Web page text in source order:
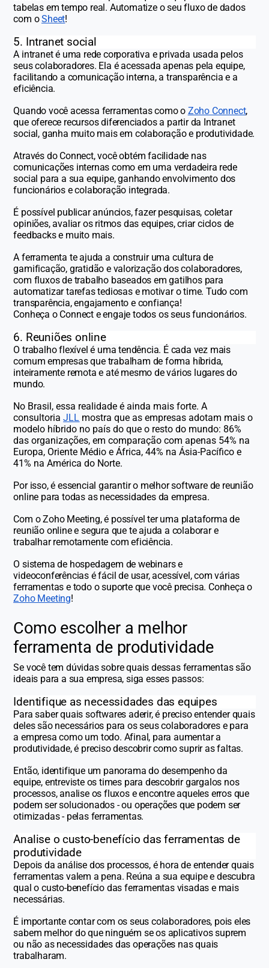
tabelas em tempo real. Automatize o seu fluxo de dados
com oSheet!
5. Intranet social
A intranet é uma rede corporativa e privada usada pelos
seus colaboradores. Ela é acessada apenas pela equipe,
facilitando a comunicação interna, a transparência e a
eficiência.
Quando você acessa ferramentas como o Zoho Connect,
que oferece recursos diferenciados a partir da Intranet
social, ganha muito mais em colaboração e produtividade.
Através do Connect, você obtém facilidade nas
comunicações internas como em uma verdadeira rede
social para a sua equipe, ganhando envolvimento dos
funcionários e colaboração integrada.
É possível publicar anúncios, fazer pesquisas, coletar
opiniões, avaliar os ritmos das equipes, criar ciclos de
feedbacks e muito mais.
A ferramenta te ajuda a construir uma cultura de
gamificação, gratidão e valorização dos colaboradores,
com fluxos de trabalho baseados em gatilhos para
automatizar tarefas tediosas e motivar o time. Tudo com
transparência, engajamento e confiança!
Conheça o Connect e engaje todos os seus funcionários.
6. Reuniões online
O trabalho flexível é uma tendência. É cada vez mais
comum empresas que trabalham de forma híbrida,
inteiramente remota e até mesmo de vários lugares do
mundo.
No Brasil, essa realidade é ainda mais forte. A
consultoriaJLL mostra que as empresas adotam mais o
modelo híbrido no país do que o resto do mundo: 86%
das organizações, em comparação com apenas 54% na
Europa, Oriente Médio e África, 44% na Ásia-Pacífico e
41% na América do Norte.
Por isso, é essencial garantir o melhor software de reunião
online para todas as necessidades da empresa.
Com o Zoho Meeting, é possível ter uma plataforma de
reunião online e segura que te ajuda a colaborar e
trabalhar remotamente com eficiência.
O sistema de hospedagem de webinars e
videoconferências é fácil de usar, acessível, com várias
ferramentas e todo o suporte que você precisa. Conheça o
Zoho Meeting!
Como escolher a melhor
ferramenta de produtividade
Se você tem dúvidas sobre quais dessas ferramentas são
ideais para a sua empresa, siga esses passos:
Identifique as necessidades das equipes
Para saber quais softwares aderir, é preciso entender quais
deles são necessários para os seus colaboradores e para
a empresa como um todo. Afinal, para aumentar a
produtividade, é preciso descobrir como suprir as faltas.
Então, identifique um panorama do desempenho da
equipe, entreviste os times para descobrir gargalos nos
processos, analise os fluxos e encontre aqueles erros que
podem ser solucionados - ou operações que podem ser
otimizadas - pelas ferramentas.
Analise o custo-benefício das ferramentas de
produtividade
Depois da análise dos processos, é hora de entender quais
ferramentas valem a pena. Reúna a sua equipe e descubra
qual o custo-benefício das ferramentas visadas e mais
necessárias.
É importante contar com os seus colaboradores, pois eles
sabem melhor do que ninguém se os aplicativos suprem
ou não as necessidades das operações nas quais
trabalharam.